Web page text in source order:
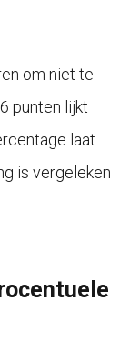
om niet te
punten lijkt
laat
is vergeleken